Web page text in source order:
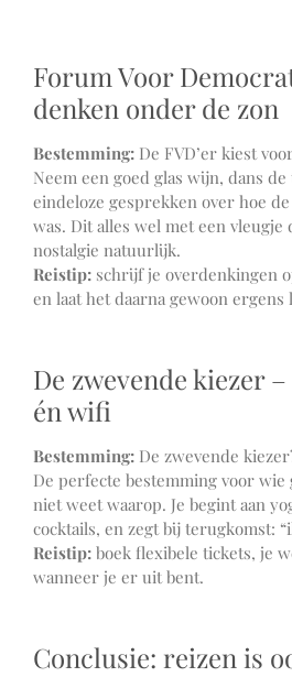
Forum Voor
denken onder de zon
Bestemming: De FVD’er kiest
Neem een goed glas wijn, dans
eindeloze gesprekken over hoe
was. Dit alles wel met een vleugje
nostalgie natuurlijk.
Reistip: schrijf je overdenkingen
en laat het daarna gewoon ergens
De zwevende kiezer
én wifi
Bestemming: De zwevende
De perfecte bestemming voor
niet weet waarop. Je begint aan
cocktails, en zegt bij terugkomst:
Reistip: boek flexibele tickets, je
wanneer je er uit bent.
Conclusie: reizen is